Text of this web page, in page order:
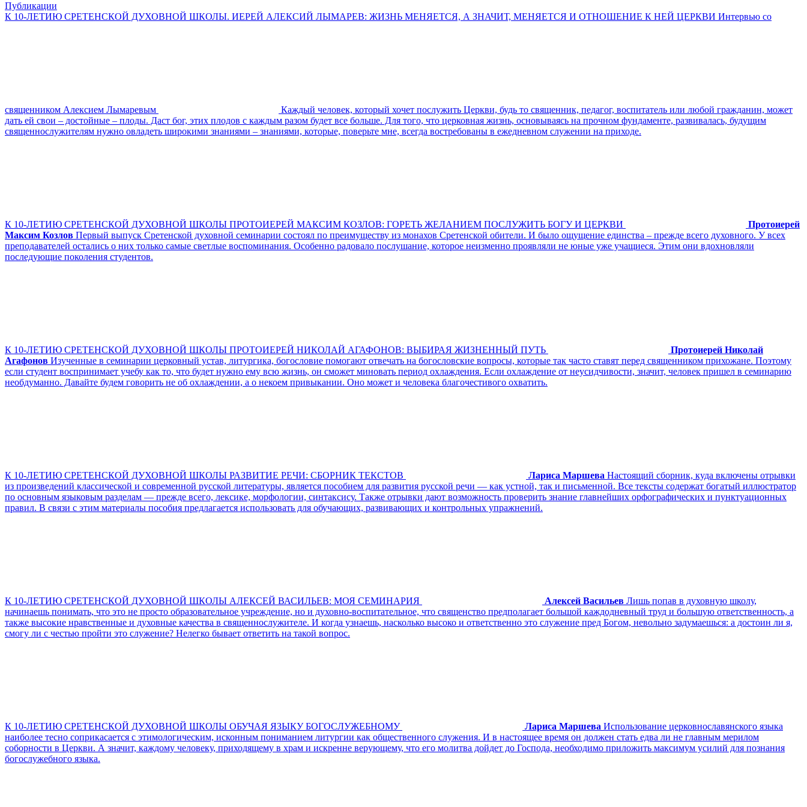
Публикации
К 10-ЛЕТИЮ СРЕТЕНСКОЙ ДУХОВНОЙ ШКОЛЫ. ИЕРЕЙ АЛЕКСИЙ ЛЫМАРЕВ: ЖИЗНЬ МЕНЯЕТСЯ, А ЗНАЧИТ, МЕНЯЕТСЯ И ОТНОШЕНИЕ К НЕЙ ЦЕРКВИ Интервью со
священником Алексием Лымаревым
Каждый человек, который хочет послужить Церкви, будь то священник, педагог, воспитатель или любой гражданин, может
дать ей свои – достойные – плоды. Даст бог, этих плодов с каждым разом будет все больше. Для того, что церковная жизнь, основываясь на прочном фундаменте, развивалась, будущим
священнослужителям нужно овладеть широкими знаниями – знаниями, которые, поверьте мне, всегда востребованы в ежедневном служении на приходе.
К 10-ЛЕТИЮ СРЕТЕНСКОЙ ДУХОВНОЙ ШКОЛЫ ПРОТОИЕРЕЙ МАКСИМ КОЗЛОВ: ГОРЕТЬ ЖЕЛАНИЕМ ПОСЛУЖИТЬ БОГУ И ЦЕРКВИ
Протоиерей
Максим Козлов Первый выпуск Сретенской духовной семинарии состоял по преимуществу из монахов Сретенской обители. И было ощущение единства – прежде всего духовного. У всех
преподавателей остались о них только самые светлые воспоминания. Особенно радовало послушание, которое неизменно проявляли не юные уже учащиеся. Этим они вдохновляли
последующие поколения студентов.
К 10-ЛЕТИЮ СРЕТЕНСКОЙ ДУХОВНОЙ ШКОЛЫ ПРОТОИЕРЕЙ НИКОЛАЙ АГАФОНОВ: ВЫБИРАЯ ЖИЗНЕННЫЙ ПУТЬ
Протоиерей Николай
Агафонов Изученные в семинарии церковный устав, литургика, богословие помогают отвечать на богословские вопросы, которые так часто ставят перед священником прихожане. Поэтому
если студент воспринимает учебу как то, что будет нужно ему всю жизнь, он сможет миновать период охлаждения. Если охлаждение от неусидчивости, значит, человек пришел в семинарию
необдуманно. Давайте будем говорить не об охлаждении, а о некоем привыкании. Оно может и человека благочестивого охватить.
К 10-ЛЕТИЮ СРЕТЕНСКОЙ ДУХОВНОЙ ШКОЛЫ РАЗВИТИЕ РЕЧИ: СБОРНИК ТЕКСТОВ Лариса Маршева Настоящий сборник, куда включены отрывки
из произведений классической и современной русской литературы, является пособием для развития русской речи — как устной, так и письменной. Все тексты содержат богатый иллюстратор
по основным языковым разделам — прежде всего, лексике, морфологии, синтаксису. Также отрывки дают возможность проверить знание главнейших орфографических и пунктуационных
правил. В связи с этим материалы пособия предлагается использовать для обучающих, развивающих и контрольных упражнений.
К 10-ЛЕТИЮ СРЕТЕНСКОЙ ДУХОВНОЙ ШКОЛЫ АЛЕКСЕЙ ВАСИЛЬЕВ: МОЯ СЕМИНАРИЯ Алексей Васильев Лишь попав в духовную школу,
начинаешь понимать, что это не просто образовательное учреждение, но и духовно-воспитательное, что священство предполагает большой каждодневный труд и большую ответственность, а
также высокие нравственные и духовные качества в священнослужителе. И когда узнаешь, насколько высоко и ответственно это служение пред Богом, невольно задумаешься: а достоин ли я,
смогу ли с честью пройти это служение? Нелегко бывает ответить на такой вопрос.
К 10-ЛЕТИЮ СРЕТЕНСКОЙ ДУХОВНОЙ ШКОЛЫ ОБУЧАЯ ЯЗЫКУ БОГОСЛУЖЕБНОМУ Лариса Маршева Использование церковнославянского языка
наиболее тесно соприкасается с этимологическим, исконным пониманием литургии как общественного служения. И в настоящее время он должен стать едва ли не главным мерилом
соборности в Церкви. А значит, каждому человеку, приходящему в храм и искренне верующему, что его молитва дойдет до Господа, необходимо приложить максимум усилий для познания
богослужебного языка.